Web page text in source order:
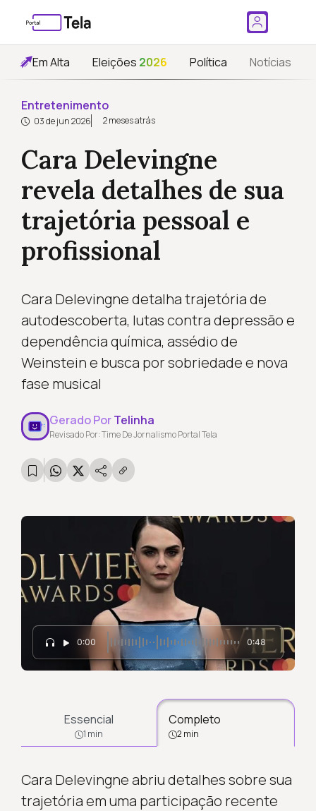
Em Alta Eleições 2026 Política Notícias
Entretenimento
03 de jun 2026 2 meses atrás
Cara Delevingne
revela detalhes de sua
trajetória pessoal e
profissional
Cara Delevingne detalha trajetória de
autodescoberta, lutas contra depressão e
dependência química, assédio de
Weinstein e busca por sobriedade e nova
fase musical
Gerado PorTelinha
Revisado Por: Time De Jornalismo Portal Tela
0:00 0:48
Essencial
1 min
Completo
2 min
Cara Delevingne abriu detalhes sobre sua
trajetória em uma participação recente